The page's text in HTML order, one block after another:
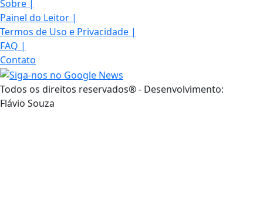
Sobre |
Painel do Leitor |
Termos de Uso e Privacidade |
FAQ |
Contato
Todos os direitos reservados® - Desenvolvimento:
Flávio Souza